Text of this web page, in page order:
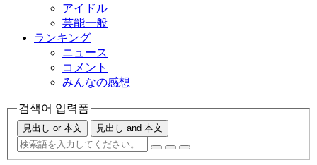
アイドル
芸能一般
ランキング
ニュース
コメント
みんなの感想
검색어 입력폼
見出し or 本文 見出し and 本文